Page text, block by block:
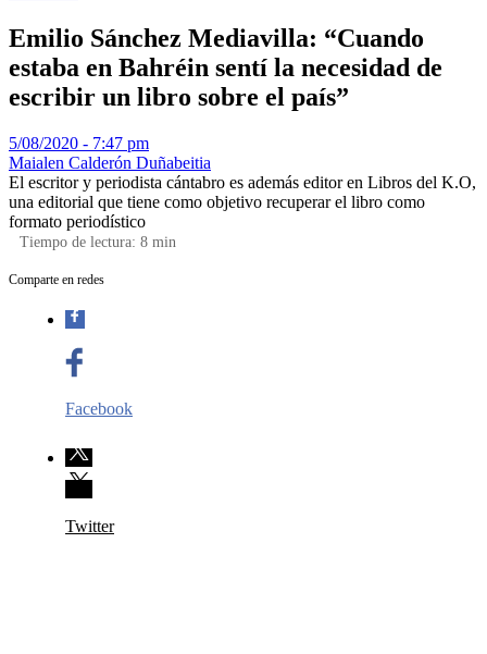
Emilio Sánchez Mediavilla: “Cuando
estaba en Bahréin sentí la necesidad de
escribir un libro sobre el país”
5/08/2020 - 7:47 pm
Maialen Calderón Duñabeitia
El escritor y periodista cántabro es además editor en Libros del K.O,
una editorial que tiene como objetivo recuperar el libro como
formato periodístico
Tiempo de lectura: 8 min
Comparte en redes
Facebook
Twitter